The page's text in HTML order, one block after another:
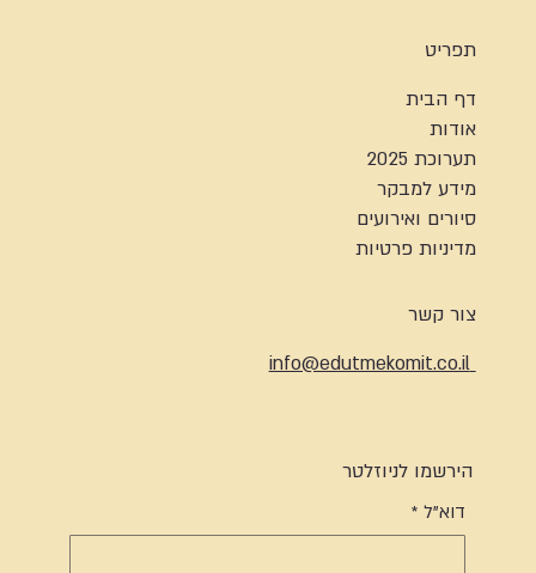
תפריט
דף הבית
אודות
תערוכת 2025
מידע למבקר
סיורים ואירועים
מדיניות פרטיות
צור קשר
info@edutmekomit.co.il
הירשמו לניוזלטר
דוא"ל *